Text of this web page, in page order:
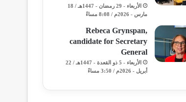
الأربعاء - 29 رمضان - 1447هـ / 18
مارس - 2026م / 8:08 مساءً
Rebeca Grynspan,
candidate for Secretary
General
الأربعاء - 5 ذو القعدة - 1447هـ / 22
أبريل - 2026م / 3:50 مساءً